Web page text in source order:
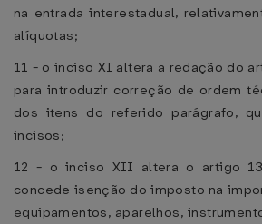
na entrada interestadual,
alíquotas;
11 - o inciso XI altera a redação do
para introduzir correção de ordem
dos itens do referido parágrafo,
incisos;
12 - o inciso XII altera o artigo
concede isenção do imposto na
equipamentos, aparelhos,